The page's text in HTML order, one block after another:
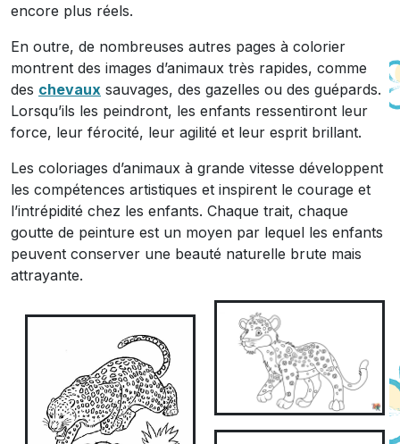
encore plus réels.
En outre, de nombreuses autres pages à colorier
montrent des images d’animaux très rapides, comme
des chevaux sauvages, des gazelles ou des guépards.
Lorsqu’ils les peindront, les enfants ressentiront leur
force, leur férocité, leur agilité et leur esprit brillant.
Les coloriages d’animaux à grande vitesse développent
les compétences artistiques et inspirent le courage et
l’intrépidité chez les enfants. Chaque trait, chaque
goutte de peinture est un moyen par lequel les enfants
peuvent conserver une beauté naturelle brute mais
attrayante.